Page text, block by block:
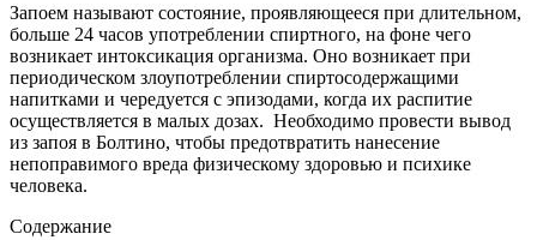
Запоем называют состояние, проявляющееся при длительном,
больше 24 часов употреблении спиртного, на фоне чего
возникает интоксикация организма. Оно возникает при
периодическом злоупотреблении спиртосодержащими
напитками и чередуется с эпизодами, когда их распитие
осуществляется в малых дозах. Необходимо провести вывод
из запоя в Болтино, чтобы предотвратить нанесение
непоправимого вреда физическому здоровью и психике
человека.
Содержание